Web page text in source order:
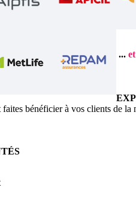
...
bénéficier à vos clients de la